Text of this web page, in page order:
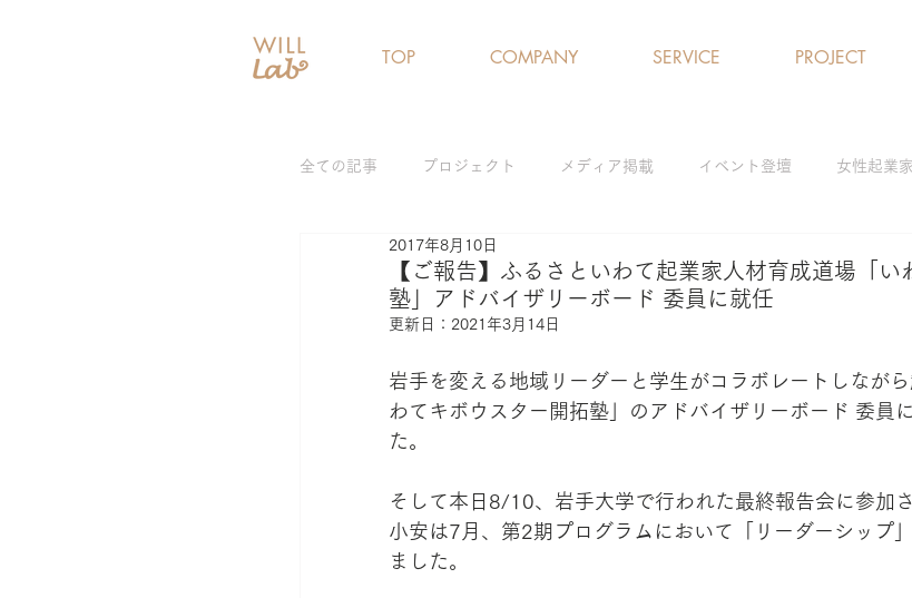
全ての記事 プロジェクト メディア掲載 イベント登壇 女性起業
女性リーダー育成プログラム
【ご報告】ふるさといわて起業家人材育成道場「い
塾」アドバイザリーボード 委員に就任
2017年8月10日
更新日： 2021年3月14日
岩手を変える地域リーダーと学生がコラボレートしなが
わてキボウスター開拓塾」のアドバイザリーボード 委員
た。
そして本日8/10、岩手大学で行われた最終報告会に参加
小安は7月、第2期プログラムにおいて「リーダーシップ
ました。
TOP COMPANY SERVICE PROJECT